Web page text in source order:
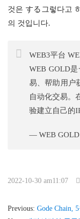
것은 する그렇다고
의 것입니다.
WEB3平台
WEB GOLD
易、帮助用户
自动化交易。
验建立自己的
— WEB GOLD
2022-10-30 am11:07
Previous: Gode ​​Chain,